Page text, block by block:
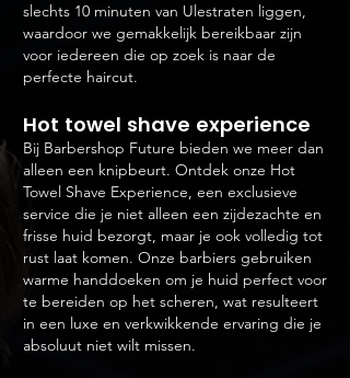
slechts 10 minuten van Ulestraten liggen,
waardoor we gemakkelijk bereikbaar zijn
voor iedereen die op zoek is naar de
perfecte haircut.
Hot towel shave experience
Bij Barbershop Future bieden we meer dan
alleen een knipbeurt. Ontdek onze Hot
Towel Shave Experience, een exclusieve
service die je niet alleen een zijdezachte en
frisse huid bezorgt, maar je ook volledig tot
rust laat komen. Onze barbiers gebruiken
warme handdoeken om je huid perfect voor
te bereiden op het scheren, wat resulteert
in een luxe en verkwikkende ervaring die je
absoluut niet wilt missen.